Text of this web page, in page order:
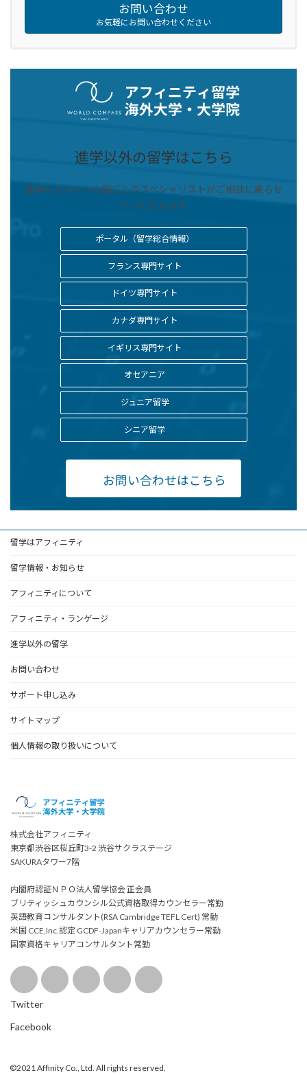
お問い合わせ
お気軽にお問い合わせください
進学以外の留学はこちら
留学のスタイルや国ごとのスペシャリストがご相談に乗らせ
ていただきます
ポータル（留学総合情報）
フランス専門サイト
ドイツ専門サイト
カナダ専門サイト
イギリス専門サイト
オセアニア
ジュニア留学
シニア留学
お問い合わせはこちら
留学はアフィニティ
留学情報・お知らせ
アフィニティについて
アフィニティ・ランゲージ
進学以外の留学
お問い合わせ
サポート申し込み
サイトマップ
個人情報の取り扱いについて
株式会社アフィニティ
東京都渋谷区桜丘町3-2 渋谷サクラステージ
SAKURAタワー7階
内閣府認証ＮＰＯ法人留学協会 正会員
ブリティッシュカウンシル公式資格取得カウンセラー常勤
英語教育コンサルタント(RSA Cambridge TEFL Cert) 常勤
米国 CCE,Inc.認定 GCDF-Japanキャリアカウンセラー常勤
国家資格キャリアコンサルタント常勤
Twitter
Facebook